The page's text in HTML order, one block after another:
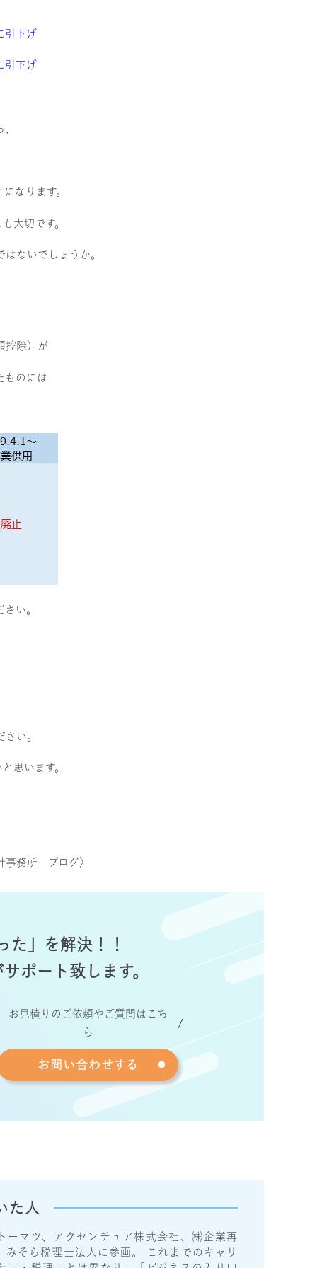
引下げ
引下げ
なります。
大切です。
ないでしょうか。
控除）が
ものには
い。
い。
思います。
事務所 ブログ〉
た」を解決！！
ポート致します。
お見積りのご依頼やご質問はこち
ら
お問い合わせする
た人
ーマツ、アクセンチュア株式会社、㈱企業再
みそら税理士法人に参画。 これまでのキャリ